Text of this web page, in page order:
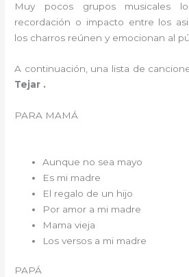
Muy pocos grupos musicales
recordación o impacto entre los
los charros reúnen y emocionan al
A continuación, una lista de
Tejar .
PARA
Aunque no sea mayo
Es mi madre
El regalo de un hijo
Por amor a mi madre
Mama vieja
Los versos a mi madre
PAPÁ